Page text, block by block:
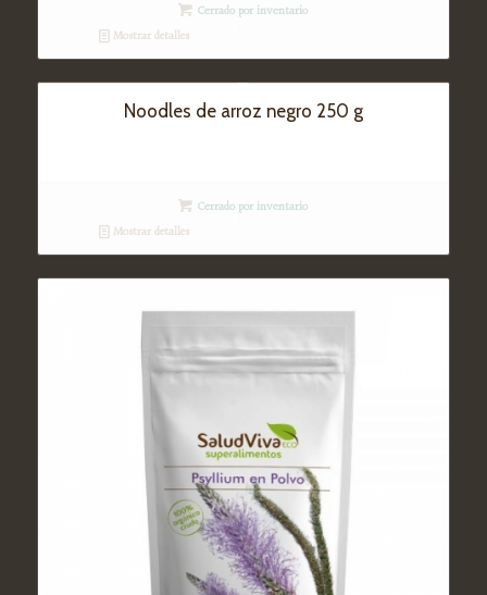
Cerrado por inventario
Mostrar detalles
Noodles de arroz negro 250 g
Cerrado por inventario
Mostrar detalles